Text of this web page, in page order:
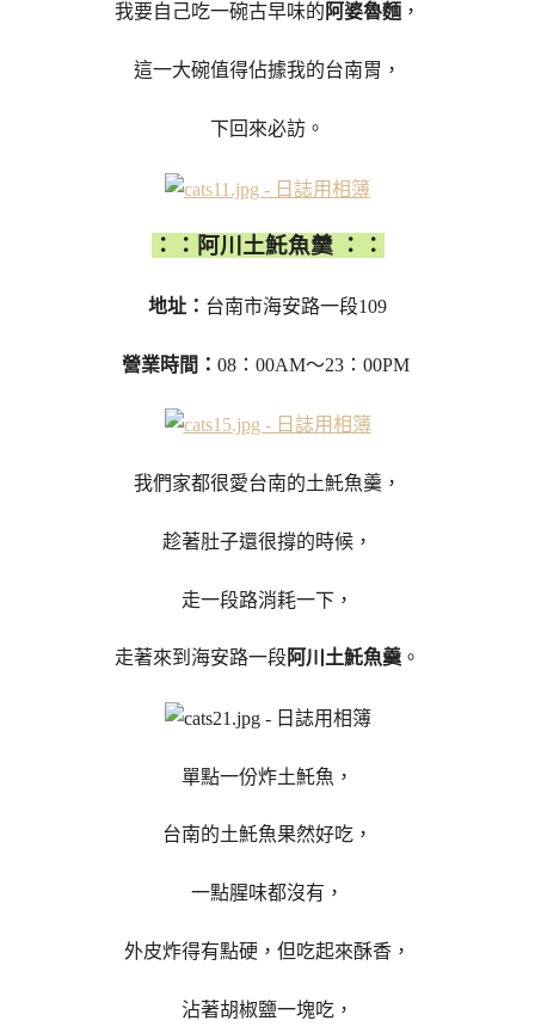
我要自己吃一碗古早味的 阿婆魯麵 ，
這一大碗值得佔據我的台南胃，
下回來必訪。
：：阿川土魠魚羹 ：：
地址： 台南市海安路一段109
營業時間： 08：00AM～23：00PM
我們家都很愛台南的土魠魚羹，
趁著肚子還很撐的時候，
走一段路消耗一下，
走著來到海安路一段阿川土魠魚羹 。
單點一份炸土魠魚，
台南的土魠魚果然好吃，
一點腥味都沒有，
外皮炸得有點硬，但吃起來酥香，
沾著胡椒鹽一塊吃，